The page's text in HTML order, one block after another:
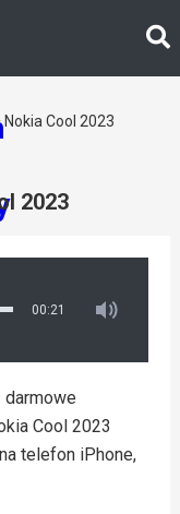
Nokia Cool 2023
2023
00:21
darmowe
Cool 2023
telefon iPhone,